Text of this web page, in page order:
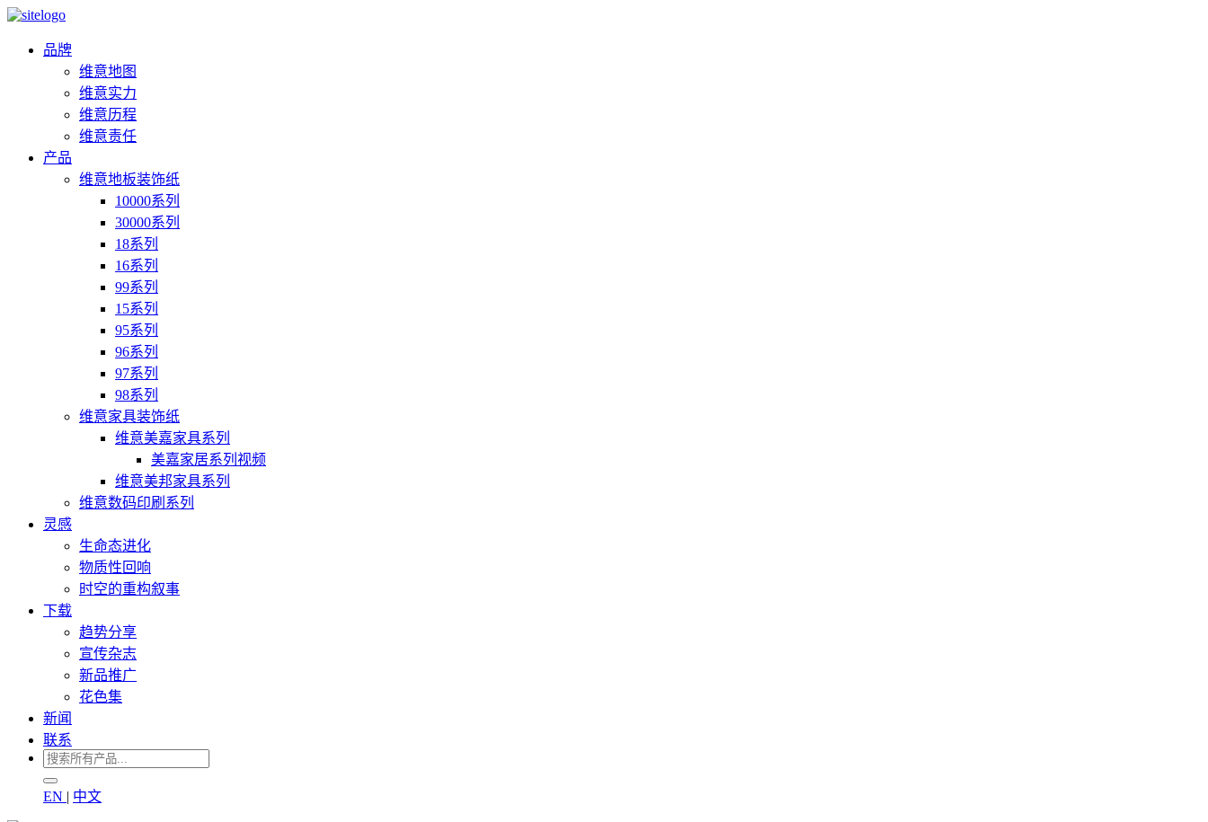
品牌
维意地图
维意实力
维意历程
维意责任
产品
维意地板装饰纸
10000系列
30000系列
18系列
16系列
99系列
15系列
95系列
96系列
97系列
98系列
维意家具装饰纸
维意美嘉家具系列
美嘉家居系列视频
维意美邦家具系列
维意数码印刷系列
灵感
生命态进化
物质性回响
时空的重构叙事
下载
趋势分享
宣传杂志
新品推广
花色集
新闻
联系
EN | 中文